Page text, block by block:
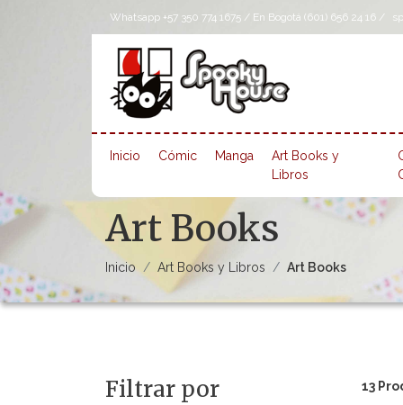
Whatsapp +57 350 774 1675 / En Bogotá (601) 656 24 16 /
Inicio Cómic Manga
Art Books y
Libros
Art Books
Inicio Art Books y Libros Art Books
Filtrar por 13